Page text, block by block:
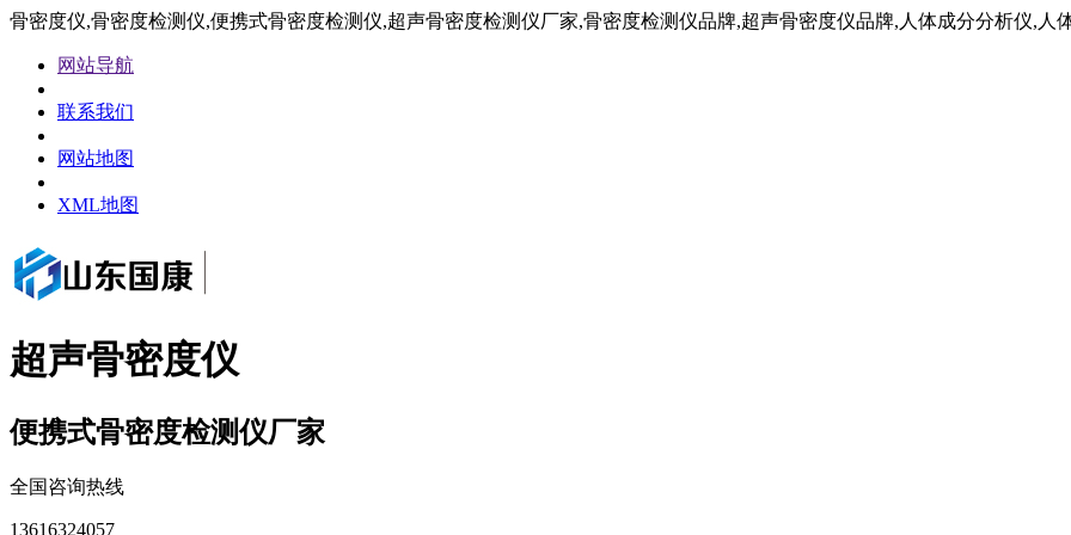
骨密度仪,骨密度检测仪,便携式骨密度检测仪,超声骨密度检测仪厂家,骨密度检测仪品牌,超声骨密度仪品牌,人体成分分析仪,人
网站导航
联系我们
网站地图
XML地图
超声骨密度仪
便携式骨密度检测仪厂家
全国咨询热线
13616324057